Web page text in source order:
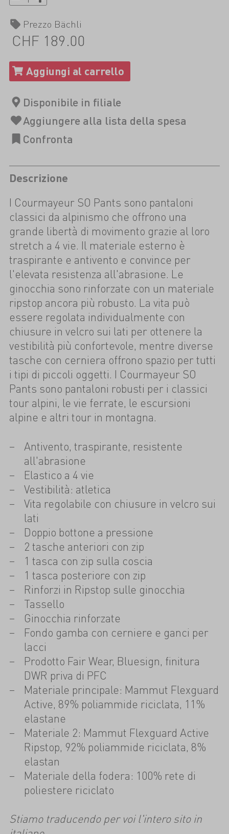
Prezzo Bächli
CHF 189.00
Descrizione
I Courmayeur SO Pants sono pantaloni
classici da alpinismo che offrono una
grande libertà di movimento grazie al loro
stretch a 4 vie. Il materiale esterno è
traspirante e antivento e convince per
l'elevata resistenza all'abrasione. Le
ginocchia sono rinforzate con un materiale
ripstop ancora più robusto. La vita può
essere regolata individualmente con
chiusure in velcro sui lati per ottenere la
vestibilità più confortevole, mentre diverse
tasche con cerniera offrono spazio per tutti
i tipi di piccoli oggetti. I Courmayeur SO
Pants sono pantaloni robusti per i classici
tour alpini, le vie ferrate, le escursioni
alpine e altri tour in montagna.
Antivento, traspirante, resistente
all'abrasione
Elastico a 4 vie
Vestibilità: atletica
Vita regolabile con chiusure in velcro sui
lati
Doppio bottone a pressione
2 tasche anteriori con zip
1 tasca con zip sulla coscia
1 tasca posteriore con zip
Rinforzi in Ripstop sulle ginocchia
Tassello
Ginocchia rinforzate
Fondo gamba con cerniere e ganci per
lacci
Prodotto Fair Wear, Bluesign, finitura
DWR priva di PFC
Materiale principale: Mammut Flexguard
Active, 89% poliammide riciclata, 11%
elastane
Materiale 2: Mammut Flexguard Active
Ripstop, 92% poliammide riciclata, 8%
elastan
Materiale della fodera: 100% rete di
poliestere riciclato
Stiamo traducendo per voi l'intero sito in